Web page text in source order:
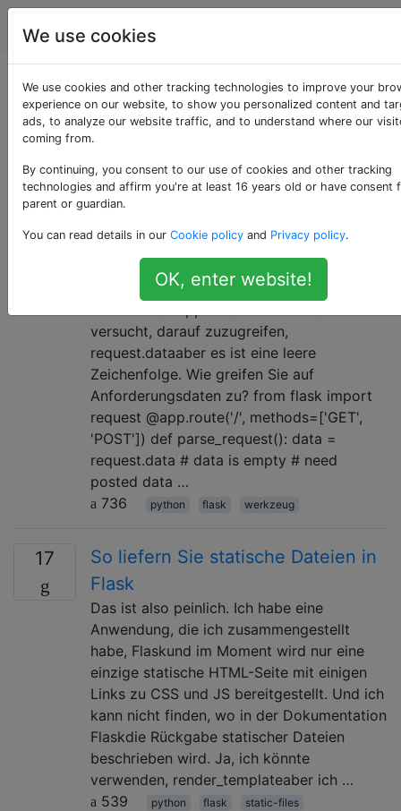
Programmierung
Als «flask» getaggte
Fragen
Flask ist ein leichtes Framework für die Entwicklung
von Webanwendungen mit Python.
16
Rufen Sie die in einer Flask-
Anfrage empfangenen Daten ab
Ich möchte in der Lage sein, die Daten an
versucht, darauf zuzugreifen,
request.dataaber es ist eine leere
Zeichenfolge. Wie greifen Sie auf
Anforderungsdaten zu? from flask import
request @app.route('/', methods=['GET',
'POST']) def parse_request(): data =
request.data # data is empty # need
posted data …
736
python flask werkzeug
17
So liefern Sie statische Dateien in
Flask
Das ist also peinlich. Ich habe eine
Anwendung, die ich zusammengestellt
habe, Flaskund im Moment wird nur eine
einzige statische HTML-Seite mit einigen
Links zu CSS und JS bereitgestellt. Und ich
kann nicht finden, wo in der Dokumentation
Flaskdie Rückgabe statischer Dateien
beschrieben wird. Ja, ich könnte
verwenden, render_templateaber ich …
539
python flask static-files
We use cookies
We use cookies and other tracking technologies to improve your
experience on our website, to show you personalized content and
ads, to analyze our website traffic, and to understand where our
coming from.
By continuing, you consent to our use of cookies and other tracking
technologies and affirm you're at least 16 years old or have consent
parent or guardian.
You can read details in our Cookie policy and Privacy policy.
OK, enter website!